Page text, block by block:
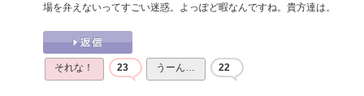
場を弁えないってすごい迷惑。よっぽど暇なんですね。貴方達は。
それな！ 23 うーん… 22